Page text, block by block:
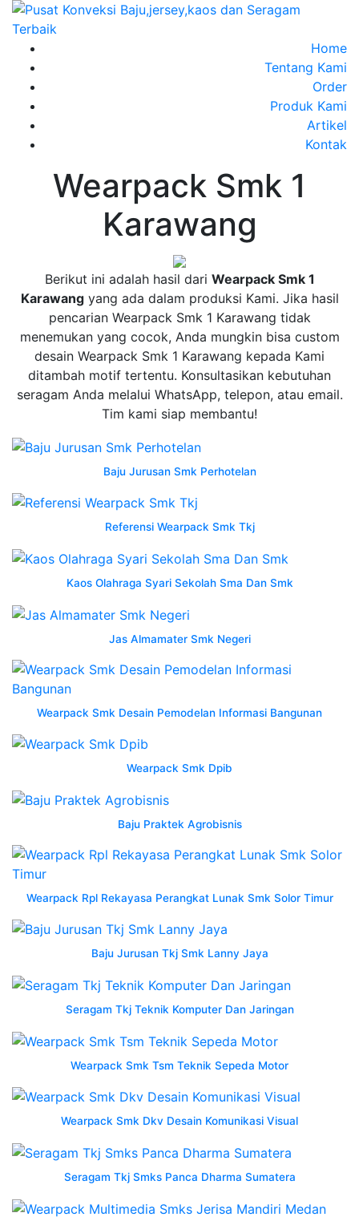
Home
Tentang Kami
Order
Produk Kami
Artikel
Kontak
Wearpack Smk 1
Karawang
Wearpack
Kuliner
wearpack
jurusan
agribisnis
pertanian
jual
wearpack
jas
hadroh
wearpack
smk
tunas
pati
agribisnis
hasil
pertanian
wearpack
karawang
jawa
barat
konveksi
jersey
printing
umkm
guru
wearpack
smk
berkualitas
siswa
kejuruan
mokoworkwear
wearpack
Berikut ini adalah hasil dari Wearpack Smk 1
Karawangyang ada dalam produksi Kami. Jika hasil
pencarian Wearpack Smk 1 Karawang tidak
menemukan yang cocok, Anda mungkin bisa custom
desain Wearpack Smk 1 Karawang kepada Kami
ditambah motif tertentu. Konsultasikan kebutuhan
seragam Anda melalui WhatsApp, telepon, atau email.
Tim kami siap membantu!
Baju Jurusan Smk Perhotelan
Referensi Wearpack Smk Tkj
Kaos Olahraga Syari Sekolah Sma Dan Smk
Jas Almamater Smk Negeri
Wearpack Smk Desain Pemodelan Informasi Bangunan
Wearpack Smk Dpib
Baju Praktek Agrobisnis
Wearpack Rpl Rekayasa Perangkat Lunak Smk Solor Timur
Baju Jurusan Tkj Smk Lanny Jaya
Seragam Tkj Teknik Komputer Dan Jaringan
Wearpack Smk Tsm Teknik Sepeda Motor
Wearpack Smk Dkv Desain Komunikasi Visual
Seragam Tkj Smks Panca Dharma Sumatera